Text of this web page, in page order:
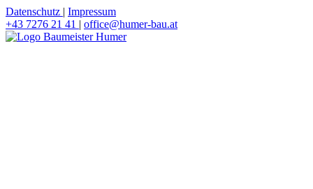
Datenschutz | Impressum
+43 7276 21 41 | office@humer-bau.at